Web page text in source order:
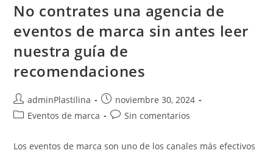
No contrates una agencia de
eventos de marca sin antes leer
nuestra guía de
recomendaciones
adminPlastilina
noviembre 30, 2024
Eventos de marca
Sin comentarios
Los eventos de marca son uno de los canales más efectivos